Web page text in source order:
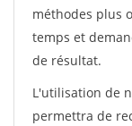
méthodes plus
temps et
de résultat.
L'utilisation de
permettra de